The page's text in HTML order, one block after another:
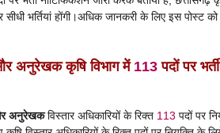
सीधी भर्तियां होंगी।अधिक जानकरी के लिए इस पोस्ट
और अनुरेखक कृषि विभाग में 113पदों पर
और अनुरेखकविस्तार अधिकारियों के रिक्त 113 पदों पर